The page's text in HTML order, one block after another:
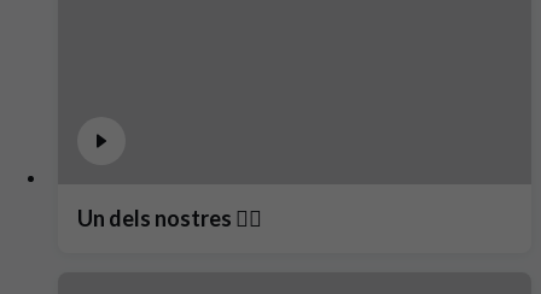
Un dels nostres ❤️‍🔥